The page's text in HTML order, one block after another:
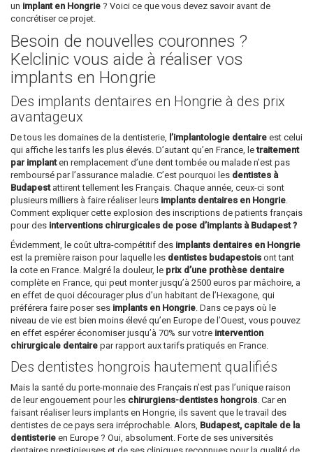
un implant en Hongrie ? Voici ce que vous devez savoir avant de
concrétiser ce projet.
Besoin de nouvelles couronnes ?
Kelclinic vous aide à réaliser vos
implants en Hongrie
Des implants dentaires en Hongrie à des prix
avantageux
De tous les domaines de la dentisterie, l’implantologie dentaire est celui
qui affiche les tarifs les plus élevés. D’autant qu’en France, letraitement
par implanten remplacement d’une dent tombée ou malade n’est pas
remboursé par l’assurance maladie. C’est pourquoi les dentistes à
Budapestattirent tellement les Français. Chaque année, ceux-ci sont
plusieurs milliers à faire réaliser leurs implants dentaires en Hongrie.
Comment expliquer cette explosion des inscriptions de patients français
pour des interventions chirurgicales de pose d’implants à Budapest ?
Évidemment, le coût ultra-compétitif des implants dentaires en Hongrie
est la première raison pour laquelle les dentistes budapestois ont tant
la cote en France. Malgré la douleur, le prix d’une prothèse dentaire
complète en France, qui peut monter jusqu’à 2500 euros par mâchoire, a
en effet de quoi décourager plus d’un habitant de l’Hexagone, qui
préférera faire poser ses implants en Hongrie. Dans ce pays où le
niveau de vie est bien moins élevé qu’en Europe de l’Ouest, vous pouvez
en effet espérer économiser jusqu’à 70% sur votre intervention
chirurgicale dentaire par rapport aux tarifs pratiqués en France.
Des dentistes hongrois hautement qualifiés
Mais la santé du porte-monnaie des Français n’est pas l’unique raison
de leur engouement pour les chirurgiens-dentistes hongrois. Car en
faisant réaliser leurs implants en Hongrie, ils savent que le travail des
dentistes de ce pays sera irréprochable. Alors, Budapest, capitale de la
dentisterie en Europe ? Oui, absolument. Forte de ses universités